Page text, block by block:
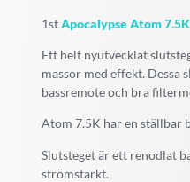
1stApocalypse Atom 7.5K
Ett helt nyutvecklat
massor med effekt. Dessa
bassremote och bra
Atom 7.5K har en ställbar
Slutsteget är ett renodlat
strömstarkt.